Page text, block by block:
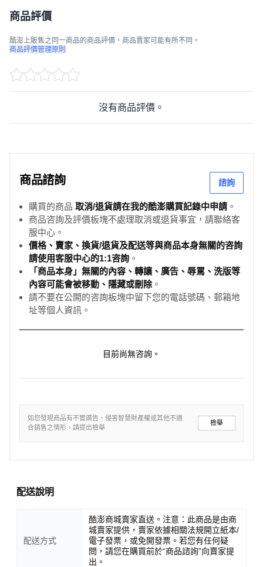
商品評價
酷澎上販售之同一商品的商品評價，商品賣家可能有所不同。
商品評價管理原則
沒有商品評價。
商品諮詢 諮詢
購買的商品 取消/退貨請在我的酷澎購買記錄中申請 。
商品咨詢及評價板塊不處理取消或退貨事宜，請聯絡客
服中心。
價格、賣家、換貨/退貨及配送等與商品本身無關的咨詢
請使用客服中心的1:1咨詢 。
「商品本身」無關的內容、轉讓、廣告、辱罵、洗版等
內容可能會被移動、隱藏或刪除。
請不要在公開的咨詢板塊中留下您的電話號碼、郵箱地
址等個人資訊。
目前尚無咨詢。
如您發現商品有不實廣告、侵害智慧財產權或其他不適
合銷售之情形，請提出檢舉
檢舉
配送說明
配送方式
酷澎商城賣家直送。注意：此商品是由商
城賣家提供，賣家依據相關法規開立紙本/
電子發票，或免開發票。若您有任何疑
問，請您在購買前於“商品諮詢”向賣家提
出。